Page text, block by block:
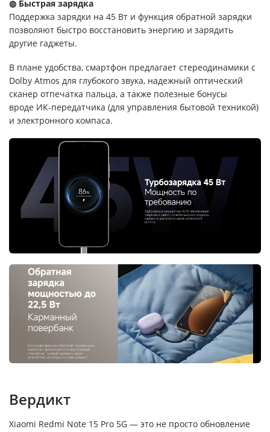
◍ Быстрая зарядка
Поддержка зарядки на 45 Вт и функция обратной зарядки
позволяют быстро восстановить энергию и зарядить
другие гаджеты.
В плане удобства, смартфон предлагает стереодинамики с
Dolby Atmos для глубокого звука, надежный оптический
сканер отпечатка пальца, а также полезные бонусы
вроде ИК-передатчика (для управления бытовой техникой)
и электронного компаса.
Вердикт
Xiaomi Redmi Note 15 Pro 5G — это не просто обновление